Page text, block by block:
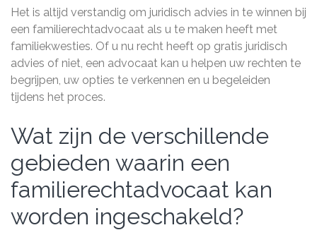
Het is altijd verstandig om juridisch advies in te winnen bij
een familierechtadvocaat als u te maken heeft met
familiekwesties. Of u nu recht heeft op gratis juridisch
advies of niet, een advocaat kan u helpen uw rechten te
begrijpen, uw opties te verkennen en u begeleiden
tijdens het proces.
Wat zijn de verschillende
gebieden waarin een
familierechtadvocaat kan
worden ingeschakeld?